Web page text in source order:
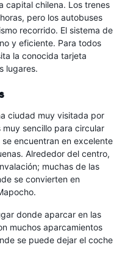
capital chilena. Los trenes
pero los autobuses
recorrido. El sistema de
y eficiente. Para todos
la conocida tarjeta
lugares.
ciudad muy visitada por
muy sencillo para circular
encuentran en excelente
Alrededor del centro,
muchas de las
se convierten en
donde aparcar en las
muchos aparcamientos
se puede dejar el coche